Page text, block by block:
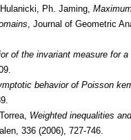
Ph. Jaming,
, Journal of Geometric
of the invariant measure for
behavior of Poisson
Weighted inequalities
336 (2006), 727-746.